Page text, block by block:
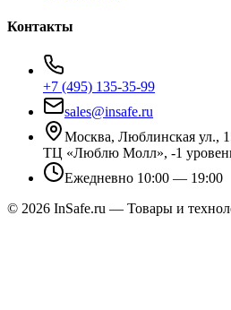
Контакты
+7 (495) 135-35-99
sales@insafe.ru
Москва, Люблинская ул.,
ТЦ «Люблю Молл», -1
Ежедневно 10:00 — 19:00
© 2026 InSafe.ru — Товары и